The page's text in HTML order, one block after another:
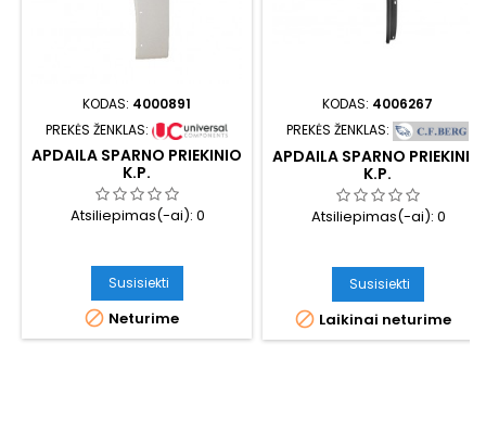
KODAS: 4000891
PREKĖS ŽENKLAS:
APDAILA SPARNO PRIEKINIO
K.P.
Atsiliepimas(-ai): 0
Susisiekti
 Neturime
KODAS: 4006267
PREKĖS ŽENKLAS:
APDAILA SPARNO PRIEKINIO
K.P.
Atsiliepimas(-ai): 0
Susisiekti
 Laikinai neturime